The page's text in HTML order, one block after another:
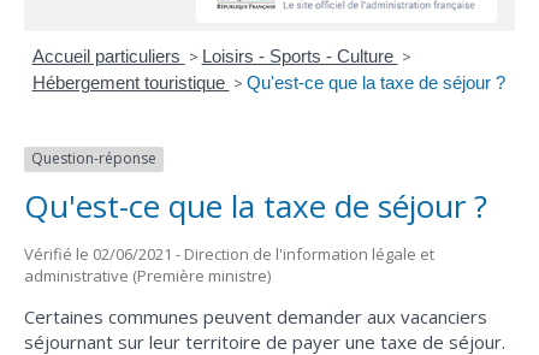
Accueil particuliers > Loisirs - Sports - Culture >
Hébergement touristique > Qu'est-ce que la taxe de séjour ?
Question-réponse
Qu'est-ce que la taxe de séjour ?
Vérifié le 02/06/2021 - Direction de l'information légale et
administrative (Première ministre)
Certaines communes peuvent demander aux vacanciers
séjournant sur leur territoire de payer une taxe de séjour.